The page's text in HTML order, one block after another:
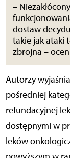
–
dostaw
takie jak ataki
zbrojna –
Autorzy
pośredniej
refundacyjnej
dostępnymi w
leków